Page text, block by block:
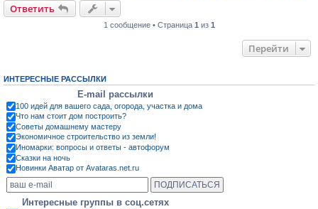
Ответить
1 сообщение • Страница 1 из 1
Перейти
ИНТЕРЕСНЫЕ РАССЫЛКИ
E-mail рассылки
100 идей для вашего сада, огорода, участка и дома
Что нам стоит дом построить?
Советы домашнему мастеру
Экономичное строительство из земли!
Иномарки: вопросы и ответы - автофорум
Сказки на ночь
Новинки Аватар от Avataras.net.ru
Интересные группы в соц.сетях